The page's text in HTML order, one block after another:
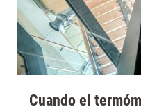
Cuando el